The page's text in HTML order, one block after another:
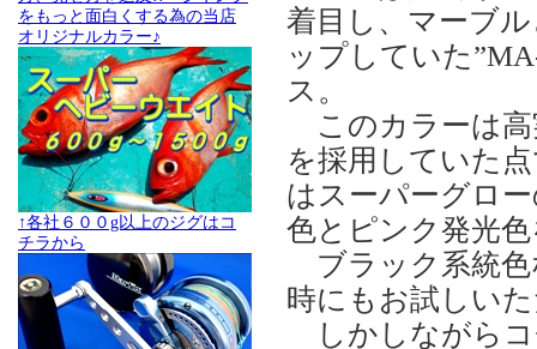
をもっと面白くする為の当店
オリジナルカラー♪
↑各社６００g以上のジグはコ
チラから
着目し、マーブ
ップしていた
ス。
このカラーは高
を採用していた
はスーパーグロ
色とピンク発光
ブラック系統色
時にもお試しい
しかしながらコ